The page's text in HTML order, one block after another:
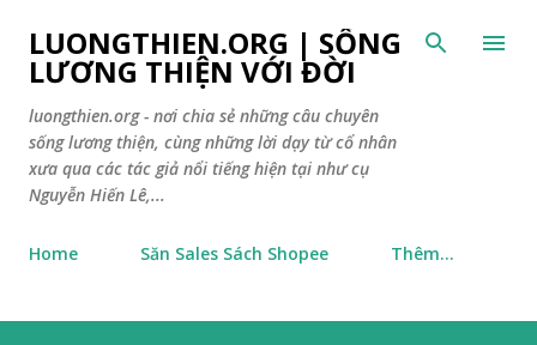
Chuyển đến nội dung chính
LUONGTHIEN.ORG | SỐNG
LƯƠNG THIỆN VỚI ĐỜI
luongthien.org - nơi chia sẻ những câu chuyên
sống lương thiện, cùng những lời dạy từ cổ nhân
xưa qua các tác giả nổi tiếng hiện tại như cụ
Nguyễn Hiến Lê,...
Home Săn Sales Sách Shopee Thêm…